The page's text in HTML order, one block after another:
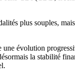
plus souples,
une évolution
la stabilité